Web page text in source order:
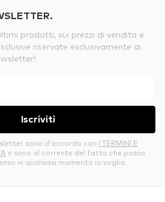
prodotti, sui prezzi di vendita e
riservate esclusivamente ai
Iscriviti
sono d’accordo con I TERMINI E
e sono al corrente del fatto che posso
in qualsiasi momento io voglia.